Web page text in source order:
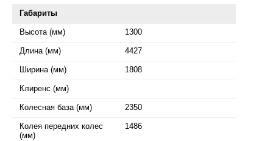
Габариты
Высота (мм) 1300
Длина (мм) 4427
Ширина (мм) 1808
Клиренс (мм)
Колесная база (мм) 2350
Колея передних колес
(мм)
1486